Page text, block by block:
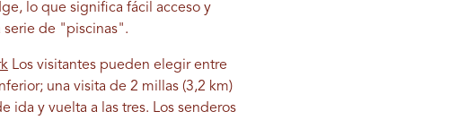
lo que significa fácil acceso y
serie de "piscinas".
Los visitantes pueden elegir entre
una visita de 2 millas (3,2 km)
ida y vuelta a las tres. Los senderos